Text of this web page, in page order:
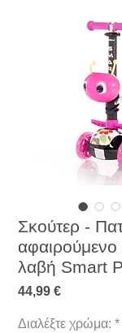
Σκούτερ -
αφαιρούμενο
λαβή Smart
44,99 €Τιμή
Διαλέξτε χρώμα: *